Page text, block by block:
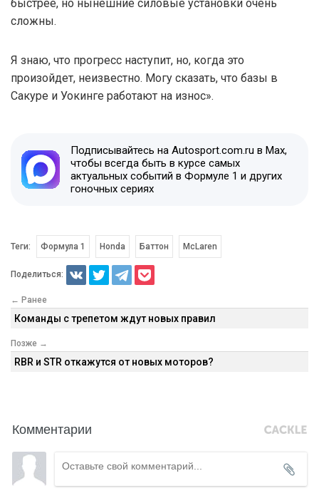
быстрее, но нынешние силовые установки очень
сложны.
Я знаю, что прогресс наступит, но, когда это
произойдет, неизвестно. Могу сказать, что базы в
Сакуре и Уокинге работают на износ».
Подписывайтесь на Autosport.com.ru в Max,
чтобы всегда быть в курсе самых
актуальных событий в Формуле 1 и других
гоночных сериях
Теги: Формула 1 Honda Баттон McLaren
Поделиться:
← Ранее
Команды с трепетом ждут новых правил
Позже →
RBR и STR откажутся от новых моторов?
Комментарии